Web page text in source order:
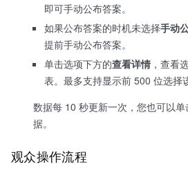
即可手动公布答案。
如果公布答案的时机未选择手动
提前手动公布答案。
单击选项下方的查看详情 ，查看
表。最多支持显示前 500 位选择
数据每 10 秒更新一次，您也可以单
据。
观众操作流程